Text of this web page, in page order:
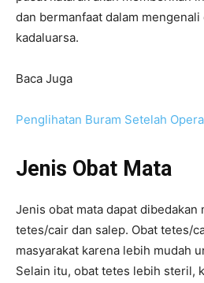
dan bermanfaat dalam
kadaluarsa.
Baca Juga
Penglihatan Buram Setelah
Jenis Obat Mata
Jenis obat mata dapat dibedakan
tetes/cair dan salep. Obat tetes/
masyarakat karena lebih mudah
Selain itu, obat tetes lebih steril,